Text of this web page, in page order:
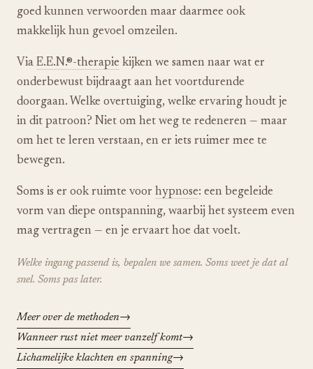
goed kunnen verwoorden maar daarmee ook
makkelijk hun gevoel omzeilen.
Via E.E.N.®-therapie kijken we samen naar wat er
onderbewust bijdraagt aan het voortdurende
doorgaan. Welke overtuiging, welke ervaring houdt je
in dit patroon? Niet om het weg te redeneren — maar
om het te leren verstaan, en er iets ruimer mee te
bewegen.
Soms is er ook ruimte voor hypnose: een begeleide
vorm van diepe ontspanning, waarbij het systeem even
mag vertragen — en je ervaart hoe dat voelt.
Welke ingang passend is, bepalen we samen. Soms weet je dat al
snel. Soms pas later.
Meer over de methoden
Wanneer rust niet meer vanzelf komt
Lichamelijke klachten en spanning